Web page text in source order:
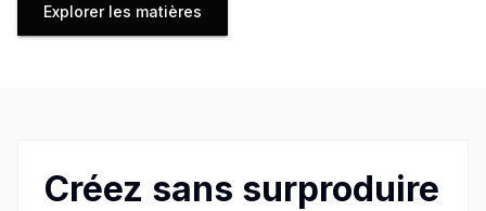
Explorer les matières
Créez sans surproduire